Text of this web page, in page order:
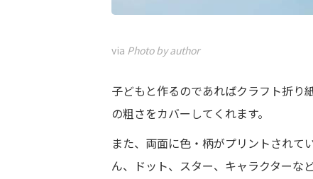
via Photo by author
子どもと作るのであればクラフト折り
の粗さをカバーしてくれます。
また、両面に色・柄がプリントされ
ん、ドット、スター、キャラクターな